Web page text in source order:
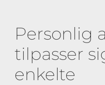
Personlig
tilpasser
enkelte